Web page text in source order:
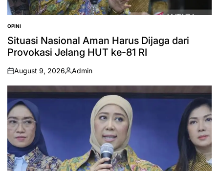
POSTED
IN
OPINI
Situasi Nasional Aman Harus Dijaga dari
Provokasi Jelang HUT ke-81 RI
on
August 9, 2026
Posted
by
Admin